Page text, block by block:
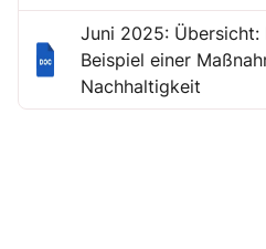
Juni 2025: Übersicht:
Beispiel einer
Nachhaltigkeit